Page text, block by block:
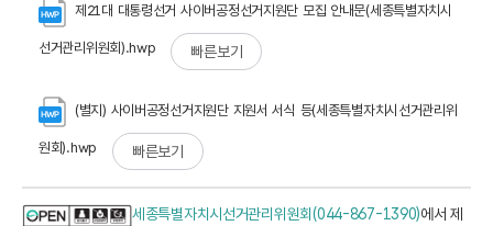
제21대 대통령선거 사이버공정선거지원단 모집 안내문(세종특별자치시
선거관리위원회).hwp 빠른보기
(별지) 사이버공정선거지원단 지원서 서식 등(세종특별자치시선거관리위
원회).hwp 빠른보기
세종특별자치시선거관리위원회(044-867-1390)에서 제